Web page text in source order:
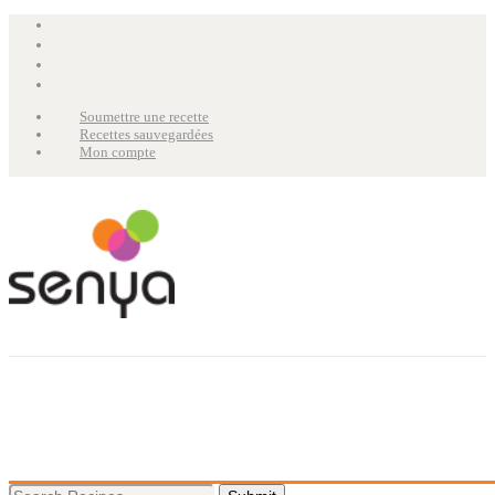
Soumettre une recette
Recettes sauvegardées
Mon compte